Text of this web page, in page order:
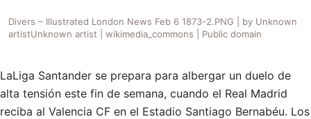
Divers – Illustrated London News Feb 6 1873-2.PNG | by Unknown
artistUnknown artist | wikimedia_commons | Public domain
LaLiga Santander se prepara para albergar un duelo de
alta tensión este fin de semana, cuando el Real Madrid
reciba al Valencia CF en el Estadio Santiago Bernabéu. Los